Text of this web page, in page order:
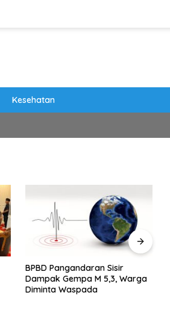
Kesehatan
Mahasiswa KKN IPB Berikan
Pelatihan Pembuatan Totebag
Ecoprint bagi Siswa SDN 1